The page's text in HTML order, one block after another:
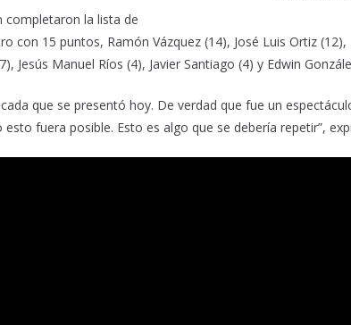
completaron la lista de
con 15 puntos, Ramón Vázquez (14), José Luis Ortiz
Jesús Manuel Ríos (4), Javier Santiago (4) y Edwin
que se presentó hoy. De verdad que fue un
fuera posible. Esto es algo que se debería repetir”,